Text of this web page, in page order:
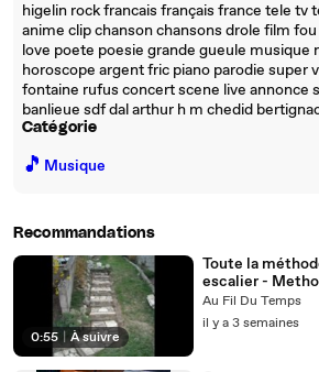
higelin rock francais français france tele tv
anime clip chanson chansons drole film
love poete poesie grande gueule musique
horoscope argent fric piano parodie super
fontaine rufus concert scene live annonce
banlieue sdf dal arthur h m chedid
Catégorie
🎵 Musique
Recommandations
0:55 À suivre
Toute la
escalier -
Au Fil Du Temps
il y a 3 semaines